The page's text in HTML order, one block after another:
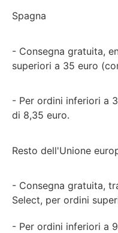
Spagna
- Consegna gratuita,
superiori a 35 euro
- Per ordini inferiori a
di 8,35 euro.
Resto dell'Unione
- Consegna gratuita,
Select, per ordini
- Per ordini inferiori a